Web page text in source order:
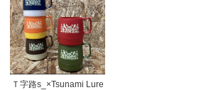
Ｔ字路s_×Tsunami Lure